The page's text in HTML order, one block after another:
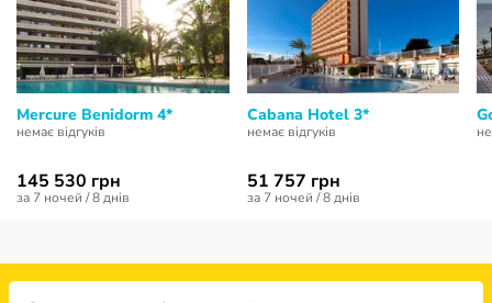
Mercure Benidorm 4*
немає відгуків
145 530 грн
за 7 ночей / 8 днів
Cabana Hotel 3*
немає відгуків
51 757 грн
за 7 ночей / 8 днів